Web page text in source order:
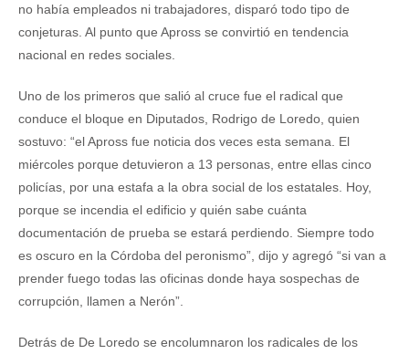
no había empleados ni trabajadores, disparó todo tipo de
conjeturas. Al punto que Apross se convirtió en tendencia
nacional en redes sociales.
Uno de los primeros que salió al cruce fue el radical que
conduce el bloque en Diputados, Rodrigo de Loredo, quien
sostuvo: “el Apross fue noticia dos veces esta semana. El
miércoles porque detuvieron a 13 personas, entre ellas cinco
policías, por una estafa a la obra social de los estatales. Hoy,
porque se incendia el edificio y quién sabe cuánta
documentación de prueba se estará perdiendo. Siempre todo
es oscuro en la Córdoba del peronismo”, dijo y agregó “si van a
prender fuego todas las oficinas donde haya sospechas de
corrupción, llamen a Nerón”.
Detrás de De Loredo se encolumnaron los radicales de los